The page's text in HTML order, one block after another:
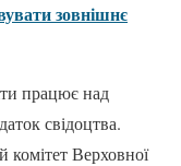
зовнішнє
працює над
свідоцтва.
Верховної